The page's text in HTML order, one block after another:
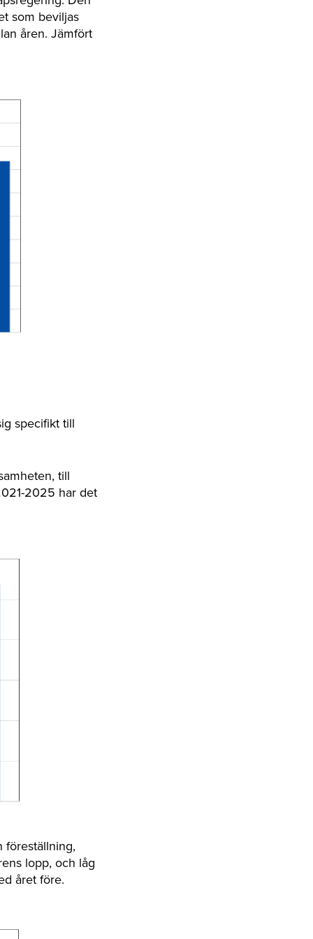
som beviljas
åren. Jämfört
specifikt till
till
2025 har det
föreställning,
lopp, och låg
året före.